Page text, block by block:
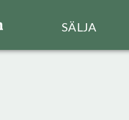
SÄLJA